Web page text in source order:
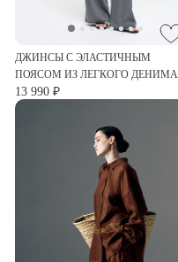
ДЖИНСЫ С ЭЛАСТИЧНЫМ
ПОЯСОМ ИЗ ЛЕГКОГО ДЕНИМА
13 990 ₽